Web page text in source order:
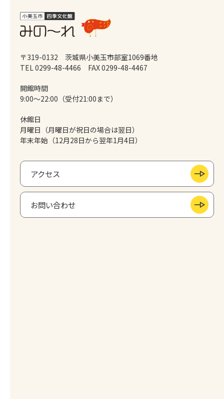
〒319-0132 茨城県小美玉市部室1069番地
TEL 0299-48-4466
FAX 0299-48-4467
開館時間
9:00～22:00（受付21:00まで）
休館日
月曜日（月曜日が祝日の場合は翌日）
年末年始（12月28日から翌年1月4日）
アクセス
お問い合わせ